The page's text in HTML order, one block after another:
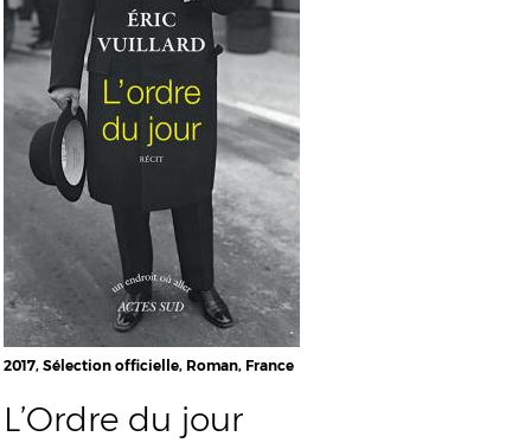
2017, Sélection officielle, Roman, France
L’Ordre du jour